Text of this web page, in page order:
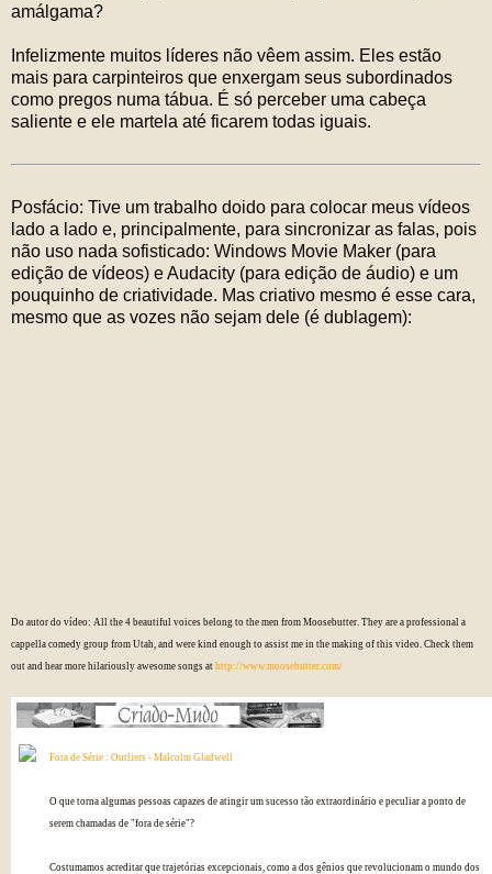
amálgama?
Infelizmente muitos líderes não vêem assim. Eles estão
mais para carpinteiros que enxergam seus subordinados
como pregos numa tábua. É só perceber uma cabeça
saliente e ele martela até ficarem todas iguais.
Posfácio: Tive um trabalho doido para colocar meus vídeos
lado a lado e, principalmente, para sincronizar as falas, pois
não uso nada sofisticado: Windows Movie Maker (para
edição de vídeos) e Audacity (para edição de áudio) e um
pouquinho de criatividade. Mas criativo mesmo é esse cara,
mesmo que as vozes não sejam dele (é dublagem):
Do autor do vídeo: All the 4 beautiful voices belong to the men from Moosebutter. They are a professional a
cappella comedy group from Utah, and were kind enough to assist me in the making of this video. Check them
out and hear more hilariously awesome songs at http://www.moosebutter.com/
Fora de Série : Outliers - Malcolm Gladwell
O que torna algumas pessoas capazes de atingir um sucesso tão extraordinário e peculiar a ponto de
serem chamadas de "fora de série"?
Costumamos acreditar que trajetórias excepcionais, como a dos gênios que revolucionam o mundo dos